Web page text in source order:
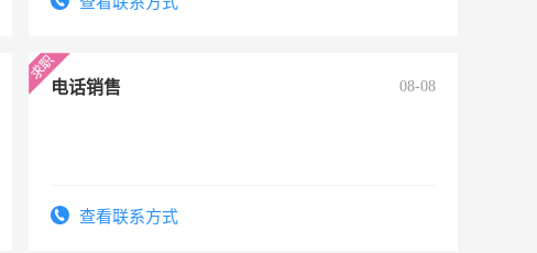
电话销售 08-08
查看联系方式